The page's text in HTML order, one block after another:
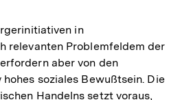
in
relevanten Problemfeldem der
aber von den
soziales Bewußtsein. Die
Handelns setzt voraus,